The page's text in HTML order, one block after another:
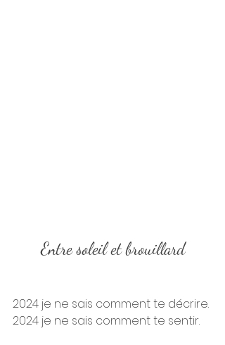
Entre soleil et brouillard
2024 je ne sais comment te décrire.
2024 je ne sais comment te sentir.